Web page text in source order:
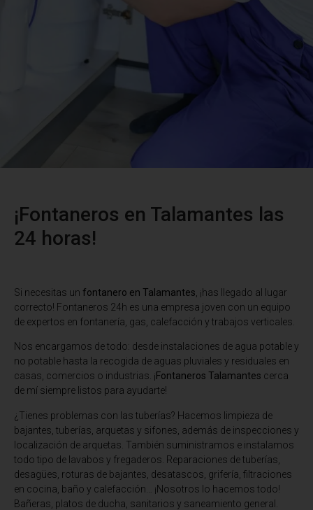
¡Fontaneros en Talamantes las
24 horas!
Si necesitas un fontanero en Talamantes , ¡has llegado al lugar
correcto! Fontaneros 24h es una empresa joven con un equipo
de expertos en fontanería, gas, calefacción y trabajos verticales.
Nos encargamos de todo: desde instalaciones de agua potable y
no potable hasta la recogida de aguas pluviales y residuales en
casas, comercios o industrias. ¡Fontaneros Talamantes cerca
de mí siempre listos para ayudarte!
¿Tienes problemas con las tuberías? Hacemos limpieza de
bajantes, tuberías, arquetas y sifones, además de inspecciones y
localización de arquetas. También suministramos e instalamos
todo tipo de lavabos y fregaderos. Reparaciones de tuberías,
desagües, roturas de bajantes, desatascos, grifería, filtraciones
en cocina, baño y calefacción… ¡Nosotros lo hacemos todo!
Bañeras, platos de ducha, sanitarios y saneamiento general.